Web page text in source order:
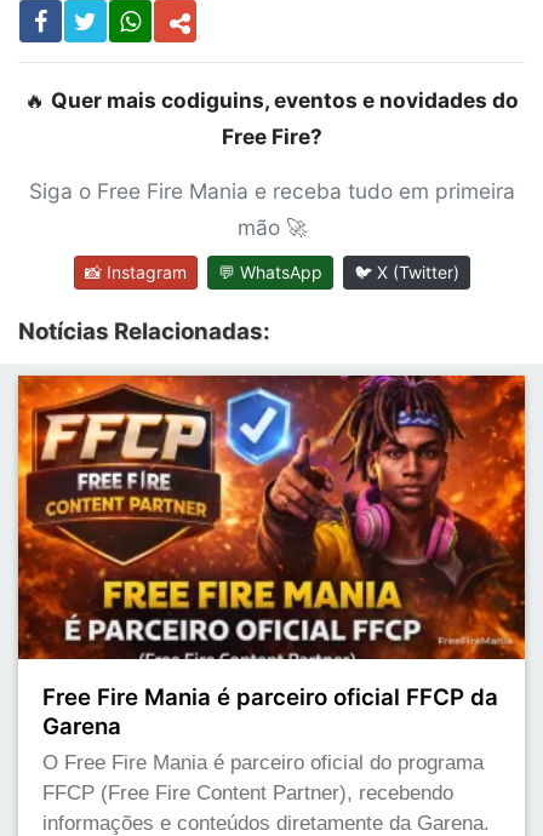
🔥 Quer mais codiguins, eventos e novidades do
Free Fire?
Siga o Free Fire Mania e receba tudo em primeira
mão 🚀
📸 Instagram 💬 WhatsApp 🐦 X (Twitter)
Notícias Relacionadas:
Free Fire Mania é parceiro oficial FFCP da
Garena
O Free Fire Mania é parceiro oficial do programa
FFCP (Free Fire Content Partner), recebendo
informações e conteúdos diretamente da Garena.